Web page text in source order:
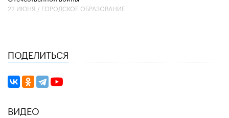
22 ИЮНЯ / ГОРОДСКОЕ ОБРАЗОВАНИЕ
ПОДЕЛИТЬСЯ
ВИДЕО